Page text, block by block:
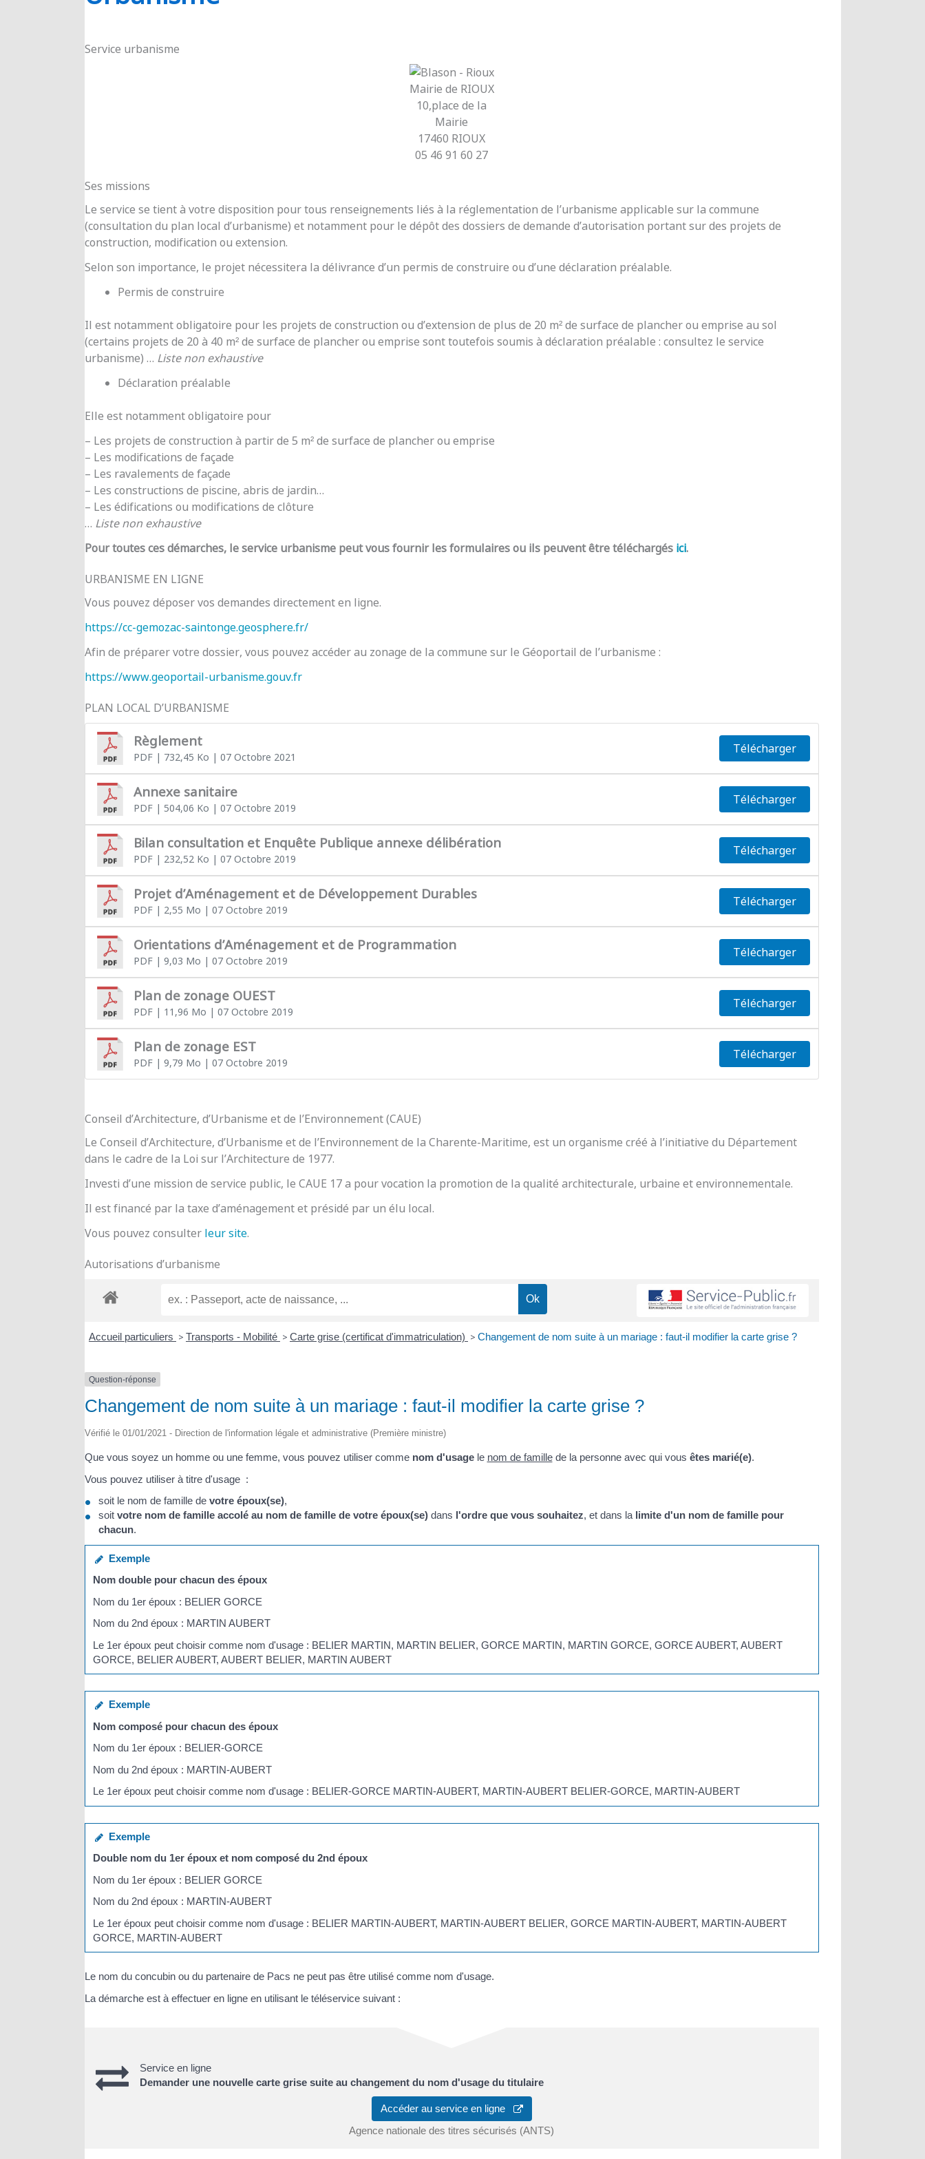
Service urbanisme
Mairie de RIOUX
10,place de la
Mairie
17460 RIOUX
05 46 91 60 27
Ses missions
Le service se tient à votre disposition pour tous renseignements liés à la réglementation de l’urbanisme applicable sur la commune
(consultation du plan local d’urbanisme) et notamment pour le dépôt des dossiers de demande d’autorisation portant sur des projets de
construction, modification ou extension.
Selon son importance, le projet nécessitera la délivrance d’un permis de construire ou d’une déclaration préalable.
Permis de construire
Il est notamment obligatoire pour les projets de construction ou d’extension de plus de 20 m² de surface de plancher ou emprise au sol
(certains projets de 20 à 40 m² de surface de plancher ou emprise sont toutefois soumis à déclaration préalable : consultez le service
urbanisme) … Liste non exhaustive
Déclaration préalable
Elle est notamment obligatoire pour
– Les projets de construction à partir de 5 m² de surface de plancher ou emprise
– Les modifications de façade
– Les ravalements de façade
– Les constructions de piscine, abris de jardin…
– Les édifications ou modifications de clôture
… Liste non exhaustive
Pour toutes ces démarches, le service urbanisme peut vous fournir les formulaires ou ils peuvent être téléchargés ici.
URBANISME EN LIGNE
Vous pouvez déposer vos demandes directement en ligne.
https://cc-gemozac-saintonge.geosphere.fr/
Afin de préparer votre dossier, vous pouvez accéder au zonage de la commune sur le Géoportail de l’urbanisme :
https://www.geoportail-urbanisme.gouv.fr
PLAN LOCAL D’URBANISME
Règlement
PDF| 732,45 Ko | 07 Octobre 2021
Télécharger
Annexe sanitaire
PDF| 504,06 Ko | 07 Octobre 2019
Télécharger
Bilan consultation et Enquête Publique annexe délibération
PDF| 232,52 Ko | 07 Octobre 2019
Télécharger
Projet d’Aménagement et de Développement Durables
PDF| 2,55 Mo | 07 Octobre 2019
Télécharger
Orientations d’Aménagement et de Programmation
PDF| 9,03 Mo | 07 Octobre 2019
Télécharger
Plan de zonage OUEST
PDF| 11,96 Mo | 07 Octobre 2019
Télécharger
Plan de zonage EST
PDF| 9,79 Mo | 07 Octobre 2019
Télécharger
Conseil d’Architecture, d’Urbanisme et de l’Environnement (CAUE)
Le Conseil d’Architecture, d’Urbanisme et de l’Environnement de la Charente-Maritime, est un organisme créé à l’initiative du Département
dans le cadre de la Loi sur l’Architecture de 1977.
Investi d’une mission de service public, le CAUE 17 a pour vocation la promotion de la qualité architecturale, urbaine et environnementale.
Il est financé par la taxe d’aménagement et présidé par un élu local.
Vous pouvez consulter leur site.
Autorisations d’urbanisme
Accueil particuliers > Transports - Mobilité > Carte grise (certificat d'immatriculation) > Changement de nom suite à un mariage : faut-il modifier la carte grise ?
Question-réponse
Changement de nom suite à un mariage : faut-il modifier la carte grise ?
Vérifié le 01/01/2021 - Direction de l'information légale et administrative (Première ministre)
Que vous soyez un homme ou une femme, vous pouvez utiliser comme nom d'usagele nom de famillede la personne avec qui vous êtes marié(e).
Vous pouvez utiliser à titre d'usage :
soit le nom de famille de votre époux(se),
soit votre nom de famille accolé au nom de famille de votre époux(se)dans l'ordre que vous souhaitez, et dans la limite d'un nom de famille pour
chacun.
Exemple
Nom double pour chacun des époux
Nom du 1erépoux : BELIER GORCE
Nom du 2ndépoux : MARTIN AUBERT
Le 1erépoux peut choisir comme nom d'usage : BELIER MARTIN, MARTIN BELIER, GORCE MARTIN, MARTIN GORCE, GORCE AUBERT, AUBERT
GORCE, BELIER AUBERT, AUBERT BELIER, MARTIN AUBERT
Exemple
Nom composé pour chacun des époux
Nom du 1erépoux : BELIER-GORCE
Nom du 2ndépoux : MARTIN-AUBERT
Le 1erépoux peut choisir comme nom d'usage : BELIER-GORCE MARTIN-AUBERT, MARTIN-AUBERT BELIER-GORCE, MARTIN-AUBERT
Exemple
Double nom du 1erépoux et nom composé du 2nd époux
Nom du 1erépoux : BELIER GORCE
Nom du 2ndépoux : MARTIN-AUBERT
Le 1erépoux peut choisir comme nom d'usage : BELIER MARTIN-AUBERT, MARTIN-AUBERT BELIER, GORCE MARTIN-AUBERT, MARTIN-AUBERT
GORCE, MARTIN-AUBERT
Le nom du concubin ou du partenaire de Pacs ne peut pas être utilisé comme nom d'usage.
La démarche est à effectuer en ligne en utilisant le téléservice suivant :
Service en ligne
Demander une nouvelle carte grise suite au changement du nom d'usage du titulaire
Accéder au service en ligne
Agence nationale des titres sécurisés (ANTS)